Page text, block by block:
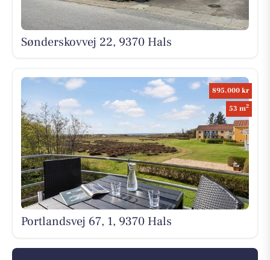
Sønderskovvej 22, 9370 Hals
895.000 kr
53 m2
Portlandsvej 67, 1, 9370 Hals